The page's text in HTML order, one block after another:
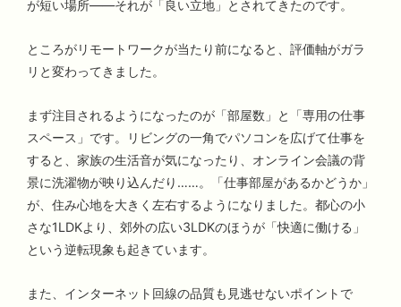
が短い場所——それが「良い立地」とされてきたのです。
ところがリモートワークが当たり前になると、評価軸がガラ
リと変わってきました。
まず注目されるようになったのが「部屋数」と「専用の仕事
スペース」です。リビングの一角でパソコンを広げて仕事を
すると、家族の生活音が気になったり、オンライン会議の背
景に洗濯物が映り込んだり……。「仕事部屋があるかどうか」
が、住み心地を大きく左右するようになりました。都心の小
さな1LDKより、郊外の広い3LDKのほうが「快適に働ける」
という逆転現象も起きています。
また、インターネット回線の品質も見逃せないポイントで